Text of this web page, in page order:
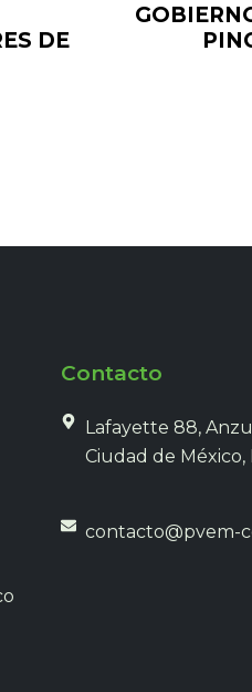
DE
Contacto
Lafayette 88,
Ciudad de México,
contacto@pvem-